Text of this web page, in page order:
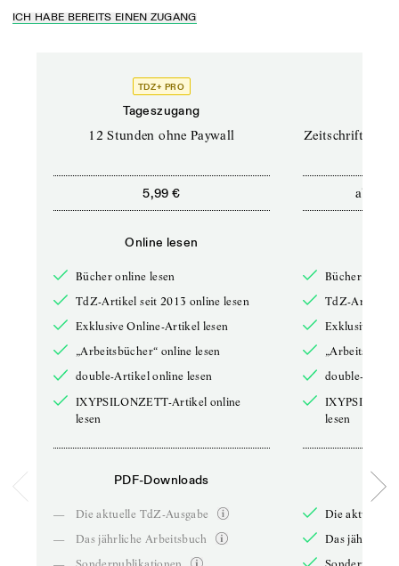
ICH HABE BEREITS EINEN ZUGANG
TDZ+ PRO
Tageszugang
12 Stunden ohne Paywall
5,99 €
Online lesen
Bücher online lesen
TdZ-Artikel seit 2013 online lesen
Exklusive Online-Artikel lesen
„Arbeitsbücher“ online lesen
double-Artikel online lesen
IXYPSILONZETT-Artikel online
lesen
PDF-Downloads
—
Die aktuelle TdZ-Ausgabe
—
Das jährliche Arbeitsbuch
Zeitschriften
ab
Bücher online
TdZ-Artikel
Exklusive
double-
lesen
Die aktuelle
Das jährliche